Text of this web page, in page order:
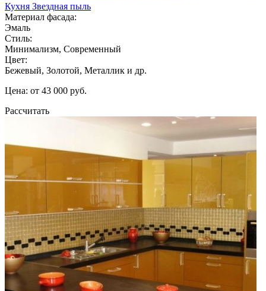
Кухня Звездная пыль
Материал фасада:
Эмаль
Стиль:
Минимализм, Современный
Цвет:
Бежевый, Золотой, Металлик и др.
Цена: от 43 000 руб.
Рассчитать